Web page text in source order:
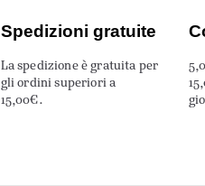
Spedizioni gratuite
La spedizione è gratuita per
gli ordini superiori a
15,00€.